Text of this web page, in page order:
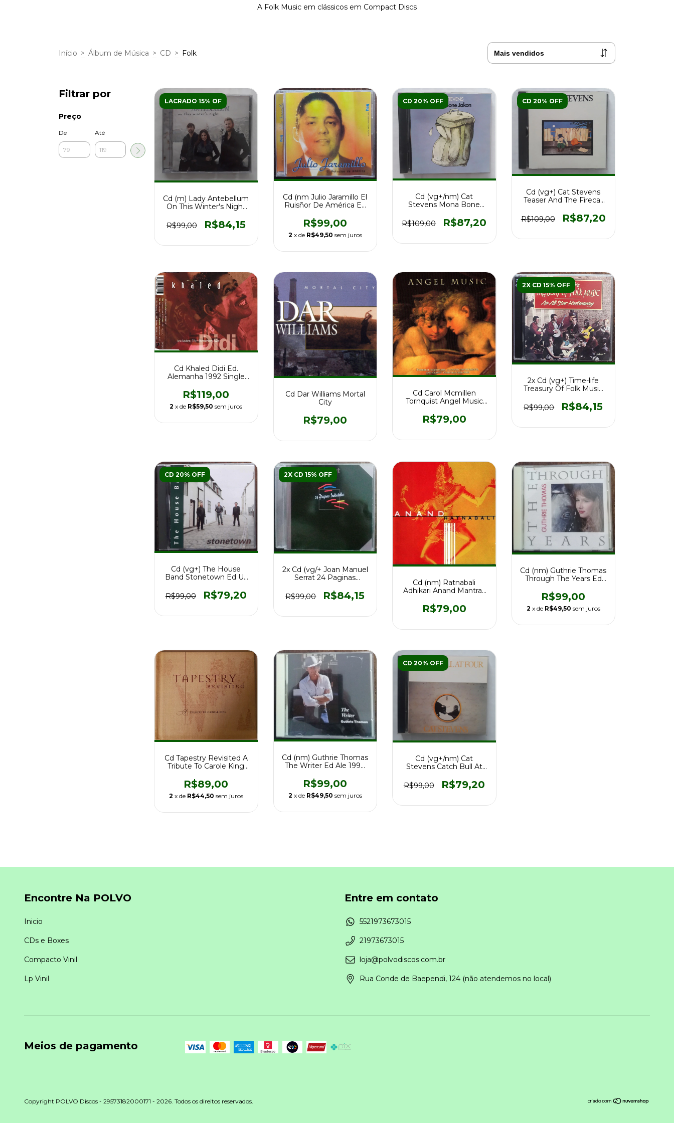
A Folk Music em clássicos em Compact Discs
Início > Álbum de Música > CD > Folk
Filtrar por
Preço
De Até
LACRADO 15% OF
Cd (m) Lady Antebellum
On This Winter's Night
R$99,00
R$84,15
Cd (nm Julio Jaramillo El
Ruisñor De América Ed
R$99,00
2 x de R$49,50 sem juros
CD 20% OFF
Cd (vg+/nm) Cat
Stevens Mona Bone
R$109,00
R$87,20
CD 20% OFF
Cd (vg+) Cat Stevens
Teaser And The Firecat
R$109,00
R$87,20
Cd Khaled Didi Ed.
Alemanha 1992 Single
R$119,00
2 x de R$59,50 sem juros
Cd Dar Williams Mortal
City
R$79,00
Cd Carol Mcmillen
Tornquist Angel Music
R$79,00
2X CD 15% OFF
2x Cd (vg+) Time-life
Treasury Of Folk Music
R$99,00
R$84,15
CD 20% OFF
Cd (vg+) The House
Band Stonetown Ed Us
R$99,00
R$79,20
2X CD 15% OFF
2x Cd (vg/+ Joan Manuel
Serrat 24 Paginas
R$99,00
R$84,15
Cd (nm) Ratnabali
Adhikari Anand Mantras
R$79,00
Cd (nm) Guthrie Thomas
Through The Years Ed
R$99,00
2 x de R$49,50 sem juros
Cd Tapestry Revisited A
Tribute To Carole King
R$89,00
2 x de R$44,50 sem juros
Cd (nm) Guthrie Thomas
The Writer Ed Ale 1990
R$99,00
2 x de R$49,50 sem juros
CD 20% OFF
Cd (vg+/nm) Cat
Stevens Catch Bull At
R$99,00
R$79,20
Encontre Na POLVO
Inicio
CDs e Boxes
Compacto Vinil
Lp Vinil
Entre em contato
5521973673015
21973673015
loja@polvodiscos.com.br
Rua Conde de Baependi, 124 (não atendemos no local)
Meios de pagamento
Copyright POLVO Discos - 29573182000171 - 2026. Todos os direitos reservados.